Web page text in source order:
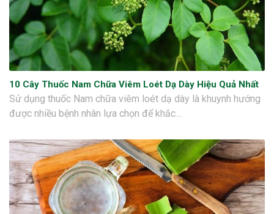
10 Cây Thuốc Nam Chữa Viêm Loét Dạ Dày Hiệu Quả Nhất
Sử dụng thuốc Nam chữa viêm loét dạ dày là khuynh hướng
được nhiều bệnh nhân lựa chọn để khắc…